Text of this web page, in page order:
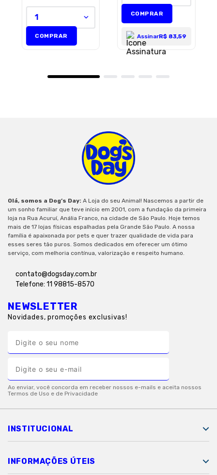
1
COMPRAR
COMPRAR
AssinarR$ 83,59
Olá, somos a Dog’s Day: A Loja do seu Animal! Nascemos a partir de
um sonho familiar que teve início em 2001, com a fundação da primeira
loja na Rua Acuruí, Anália Franco, na cidade de São Paulo. Hoje temos
mais de 17 lojas físicas espalhadas pela Grande São Paulo. A nossa
família é apaixonada por pets e quer trazer qualidade de vida para
esses seres tão puros. Somos dedicados em oferecer um ótimo
serviço, com melhoria contínua, valorização e respeito humano.
contato@dogsday.com.br
Telefone: 11 98815-8570
NEWSLETTER
Novidades, promoções exclusivas!
INSTITUCIONAL
INFORMAÇÕES ÚTEIS